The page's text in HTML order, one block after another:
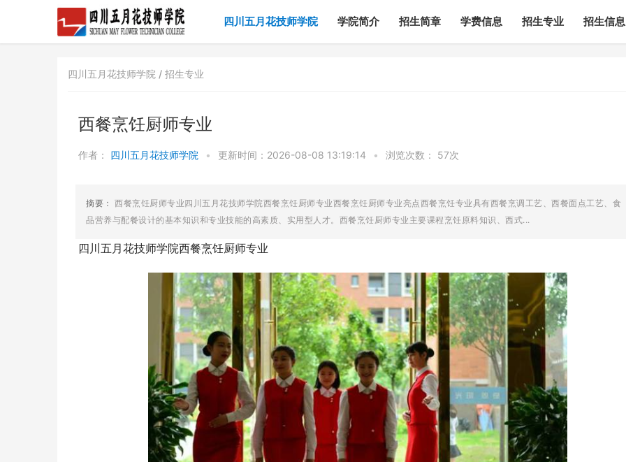
四川五月花技师学院 学院简介 招生简章 学费信息 招生专业 招生信息
四川五月花技师学院 / 招生专业
西餐烹饪厨师专业
作者： 四川五月花技师学院 • 更新时间：2026-08-08 13:19:14 • 浏览次数： 57次
摘要： 西餐烹饪厨师专业四川五月花技师学院西餐烹饪厨师专业西餐烹饪厨师专业亮点西餐烹饪专业具有西餐烹调工艺、西餐面点工艺、食
品营养与配餐设计的基本知识和专业技能的高素质、实用型人才。西餐烹饪厨师专业主要课程烹饪原料知识、西式...
四川五月花技师学院西餐烹饪厨师专业